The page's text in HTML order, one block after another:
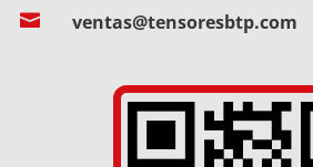
 ventas@tensoresbtp.com